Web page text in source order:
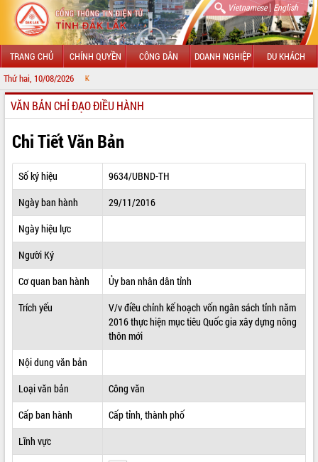
Vietnamese| English
TRANG CHỦ CHÍNH QUYỀN CÔNG DÂN DOANH NGHIỆP DU KHÁCH
Thứ hai, 10/08/2026
GIỚI THIỆU
LÃNH ĐẠO UBND TỈNH
TIN TỨC SỰ KIỆN
SỞ, BAN, NGÀNH
THÔNG TIN CHỈ ĐẠO ĐIỀU HÀNH
HỆ THỐNG VĂN BẢN
VĂN BẢN HĐND TỈNH
QUY HOẠCH - KẾ HOẠCH
VĂN BẢN CHỈ ĐẠO ĐIỀU HÀNH
Chi Tiết Văn Bản
Số ký hiệu
9634/UBND-TH
Ngày ban hành
29/11/2016
Ngày hiệu lực
Người Ký
Cơ quan ban hành
Ủy ban nhân dân tỉnh
Trích yếu
V/v điều chỉnh kế hoạch vốn ngân sách tỉnh năm
2016 thực hiện mục tiêu Quốc gia xây dựng nông
thôn mới
Nội dung văn bản
Loại văn bản
Công văn
Cấp ban hành
Cấp tỉnh, thành phố
Lĩnh vực